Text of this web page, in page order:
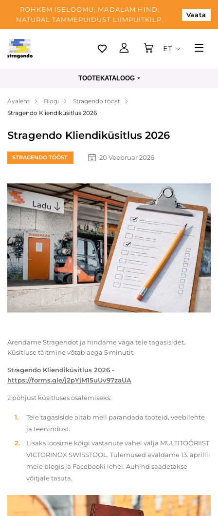
ROHKEM ISELOOMU, MADALAM HIND.
NATURAL TAMMEPUIDUST LIIMPUITKILP.
Vaata
Tallinn
Makse
Blogi
Kontaktid
ET
TOOTEKATALOOG
Avaleht Blogi
Stragendo tööst
Stragendo Kliendiküsitlus 2026
Stragendo Kliendiküsitlus 2026
STRAGENDO TÖÖST 20 Veebruar 2026
Arendame Stragendot ja hindame väga teie tagasisidet.
Küsitluse täitmine võtab aega 5 minutit.
Stragendo Kliendiküsitlus 2026 -
https://forms.gle/j2pYjM15uUv97zaUA
2 põhjust küsitluses osalemiseks:
Teie tagasiside aitab meil parandada tooteid, veebilehte
ja teenindust.
Lisaks loosime kõigi vastanute vahel välja MULTITÖÖRIIST
VICTORINOX SWISSTOOL. Tulemused avaldame 13. aprillil
meie blogis ja Facebooki lehel. Auhind saadetakse
võitjale tasuta.